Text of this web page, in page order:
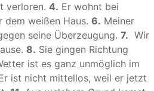
verloren. 4. Er wohnt bei
dem weißen Haus. 6. Meiner
seine Überzeugung. 7. Wir
8. Sie gingen Richtung
ist es ganz unmöglich im
ist nicht mittellos, weil er jetzt